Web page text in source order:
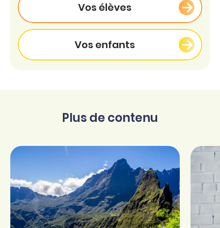
Vos élèves
Vos enfants
Plus de contenu